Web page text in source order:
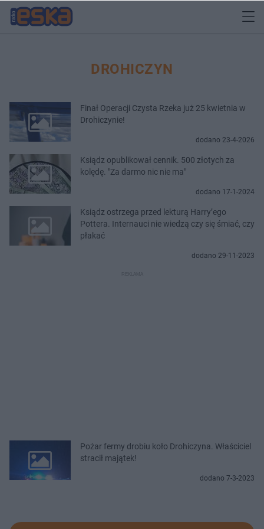
DROHICZYN
Finał Operacji Czysta Rzeka już 25 kwietnia w
Drohiczynie!
dodano 23-4-2026
Ksiądz opublikował cennik. 500 złotych za
kolędę. "Za darmo nic nie ma"
dodano 17-1-2024
Ksiądz ostrzega przed lekturą Harry’ego
Pottera. Internauci nie wiedzą czy się śmiać, czy
płakać
dodano 29-11-2023
Pożar fermy drobiu koło Drohiczyna. Właściciel
stracił majątek!
dodano 7-3-2023